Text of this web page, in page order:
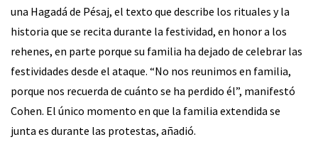
una Hagadá de Pésaj, el texto que describe los rituales y la
historia que se recita durante la festividad, en honor a los
rehenes, en parte porque su familia ha dejado de celebrar las
festividades desde el ataque. “No nos reunimos en familia,
porque nos recuerda de cuánto se ha perdido él”, manifestó
Cohen. El único momento en que la familia extendida se
junta es durante las protestas, añadió.